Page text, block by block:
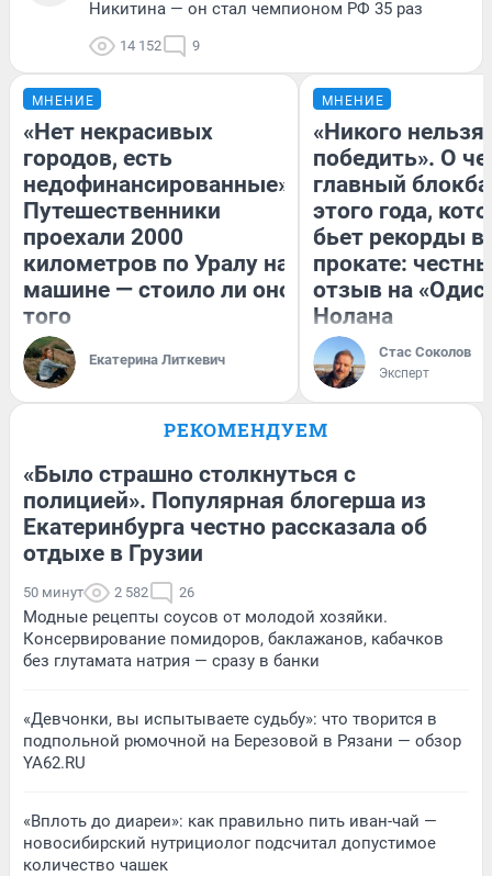
Никитина — он стал чемпионом РФ 35 раз
14 152 9
МНЕНИЕ
«Нет некрасивых
городов, есть
недофинансированные».
Путешественники
проехали 2000
километров по Уралу на
машине — стоило ли оно
того
Екатерина Литкевич
МНЕНИЕ
«Никого нельзя
победить». О
главный
этого года,
бьет рекорды в
прокате:
отзыв на
Нолана
Стас Соколов
Эксперт
РЕКОМЕНДУЕМ
«Было страшно столкнуться с
полицией». Популярная блогерша из
Екатеринбурга честно рассказала об
отдыхе в Грузии
50 минут 2 582 26
Модные рецепты соусов от молодой хозяйки.
Консервирование помидоров, баклажанов, кабачков
без глутамата натрия — сразу в банки
«Девчонки, вы испытываете судьбу»: что творится в
подпольной рюмочной на Березовой в Рязани — обзор
YA62.RU
«Вплоть до диареи»: как правильно пить иван-чай —
новосибирский нутрициолог подсчитал допустимое
количество чашек